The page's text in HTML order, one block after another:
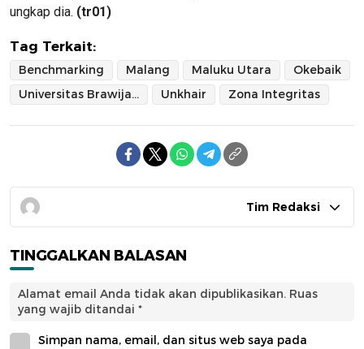
ungkap dia. (tr01)
Tag Terkait:
Benchmarking Malang Maluku Utara
Okebaik
Universitas Brawijaya
Unkhair Zona Integritas
Tim Redaksi
TINGGALKAN BALASAN
Alamat email Anda tidak akan dipublikasikan. Ruas
yang wajib ditandai *
Simpan nama, email, dan situs web saya pada